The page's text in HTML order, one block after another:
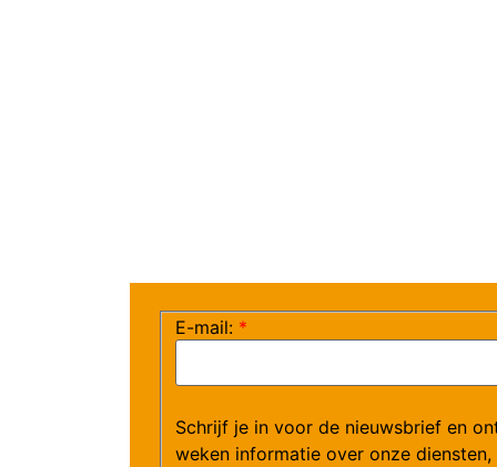
E-mail: *
Schrijf je in voor de nieuwsbrief en
weken informatie over onze